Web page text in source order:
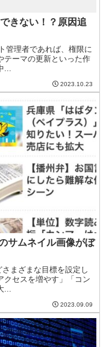
きない！？原因追
管理者であれば、権限に
テーマの更新といった作
2023.10.23
サムネイル画像がぼ
まざまな目標を設定し
クセスを増やす」「コン
2023.09.09